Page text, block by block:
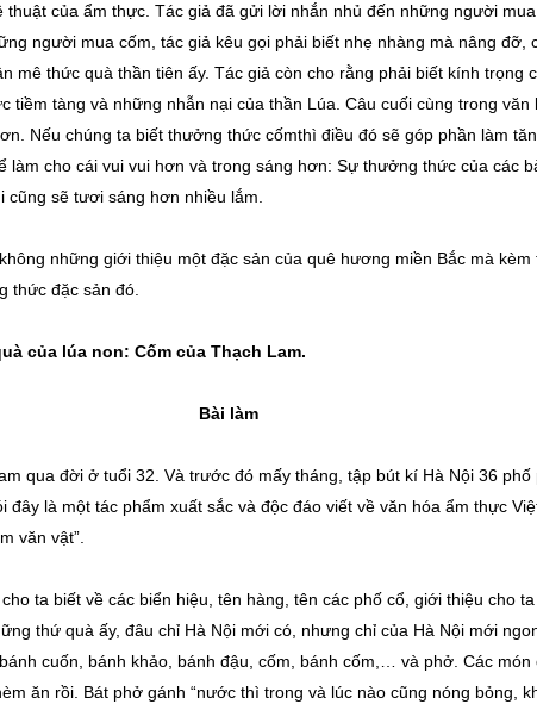
thuật của ẩm thực. Tác giả đã gửi lời nhắn nhủ đến những người
người mua cốm, tác giả kêu gọi phải biết nhẹ nhàng mà nâng đỡ,
mê thức quà thần tiên ấy. Tác giả còn cho rằng phải biết kính trọng
tiềm tàng và những nhẫn nại của thần Lúa. Câu cuối cùng trong văn
Nếu chúng ta biết thưởng thức cốmthì điều đó sẽ góp phần làm
làm cho cái vui vui hơn và trong sáng hơn: Sự thưởng thức của các
cũng sẽ tươi sáng hơn nhiều lắm.
những giới thiệu một đặc sản của quê hương miền Bắc mà kèm
thức đặc sản đó.
của lúa non: Cốm của Thạch Lam.
Bài làm
qua đời ở tuổi 32. Và trước đó mấy tháng, tập bút kí Hà Nội 36
đây là một tác phẩm xuất sắc và độc đáo viết về văn hóa ẩm thực
văn vật”.
ta biết về các biển hiệu, tên hàng, tên các phố cổ, giới thiệu cho
thứ quà ấy, đâu chỉ Hà Nội mới có, nhưng chỉ của Hà Nội mới
cuốn, bánh khảo, bánh đậu, cốm, bánh cốm,… và phở. Các món
ăn rồi. Bát phở gánh “nước thì trong và lúc nào cũng nóng bỏng,